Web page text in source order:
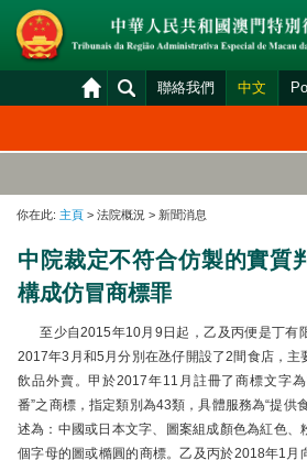
聯絡我們 中文
法院概況
案件分發及排期
統計資料
財產申報查閱
下載區
你在此: 主頁 > 法院概況 > 新聞消息
中院裁定不符合仿製的實質
構成仿冒商標罪
至少自2015年10月9日起，乙及丙便是丁有
2017年3月和5月分別在氹仔開設了2間食店，主
飲品外賣。甲於2017年11月註冊了商標文字為
番”之商標，指定類別為43類，具體服務為“提供
述為：中國或日本文字、圖案組成顏色為紅色、
個字母的圖或橢圓的商標。乙及丙於2018年1月